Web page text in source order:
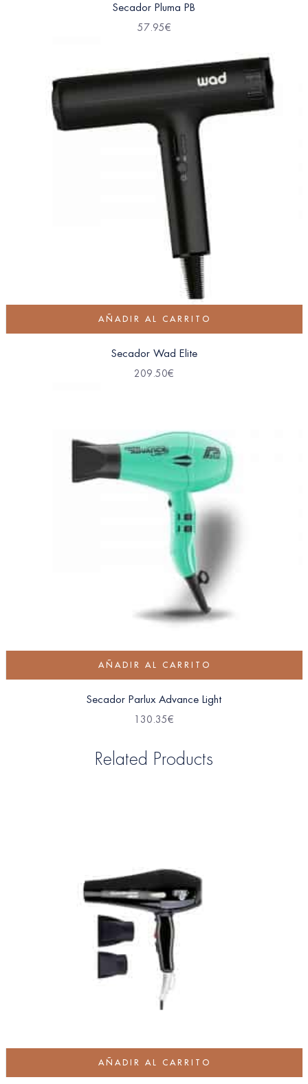
Secador Pluma PB
57.95€
AÑADIR AL CARRITO
Secador Wad Elite
209.50€
AÑADIR AL CARRITO
Secador Parlux Advance Light
130.35€
Related Products
AÑADIR AL CARRITO